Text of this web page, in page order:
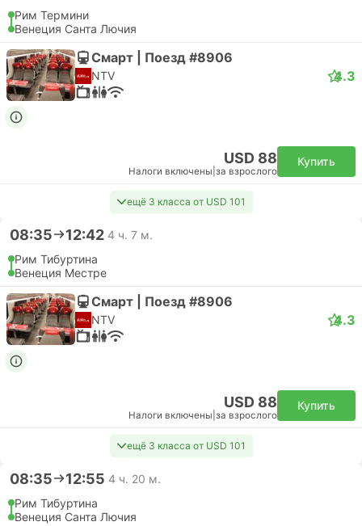
Рим Термини
Венеция Санта Лючия
Смарт | Поезд #8906
NTV 4.3
USD 88
Налоги включены за взрослого
Купить
ещё 3 класса от USD 101
08:35 12:42 4 ч. 7 м.
Рим Тибуртина
Венеция Местре
Смарт | Поезд #8906
NTV 4.3
USD 88
Налоги включены за взрослого
Купить
ещё 3 класса от USD 101
08:35 12:55 4 ч. 20 м.
Рим Тибуртина
Венеция Санта Лючия